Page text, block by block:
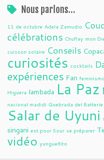
Nous parlons…
11 de octubre Adela Zamudio
célébrations Chuflay mon
cuisson solaire Conseils
curiosités cocktails
expériences Fan feminismo
Higuera lambada La Paz
nacional madidi Quebrada del Batterie
Salar de Uyuni
singani est pour Sour se préparer
vidéo yungueñito